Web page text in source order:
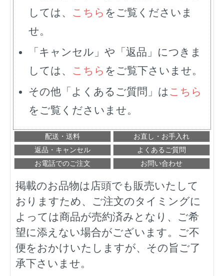
しては、 こちら をご覧くださいま
せ。
「キャンセル」や「返品」につきま
しては、 こちら をご覧下さいませ。
その他「よくあるご質問」は こちら
をご覧くださいませ。
配送・送料
お直し・お手入れ
返品・キャンセル
よくあるご質問
お電話でのご注文
お問い合わせ
掲載のお品物は店頭でも販売いたして
おりますため、ご注文のタイミングに
よっては商品が売約済みとなり、ご希
望に添えない場合がございます。ご不
便をおかけいたしますが、その旨ご了
承下さいませ。